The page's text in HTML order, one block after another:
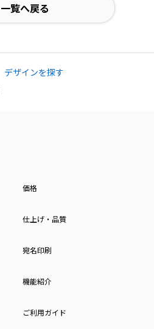
一覧へ戻る
デザインを探す
価格
仕上げ・品質
宛名印刷
機能紹介
ご利用ガイド